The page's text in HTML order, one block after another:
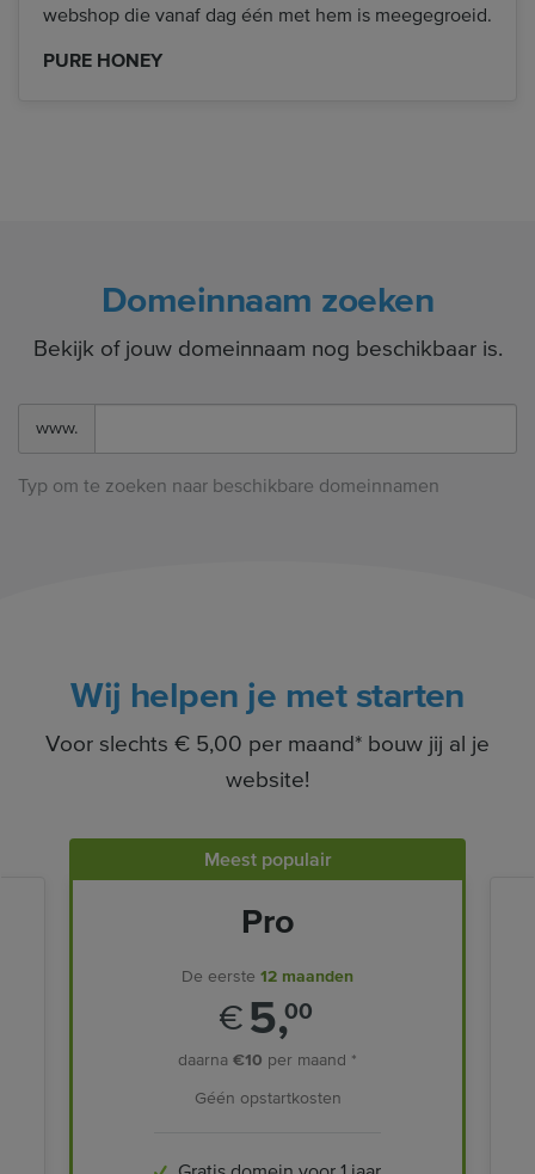
webshop die vanaf dag één met hem is meegegroeid.
PURE HONEY
Domeinnaam zoeken
Bekijk of jouw domeinnaam nog beschikbaar is.
www.
Typ om te zoeken naar beschikbare domeinnamen
Wij helpen je met starten
Voor slechts € 5,00 per maand* bouw jij al je
website!
Meest populair
Pro
De eerste 12 maanden
€5,00
daarna €10 per maand *
Géén opstartkosten